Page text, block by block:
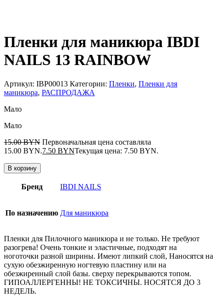
Пленки для маникюра IBDI
NAILS 13 RAINBOW
Артикул: IBP00013 Категории: Пленки, Пленки для
маникюра, РАСПРОДАЖА
Мало
Мало
15.00BYN Первоначальная цена составляла
15.00 BYN.7.50 BYNТекущая цена: 7.50 BYN.
В корзину
Бренд IBDI NAILS
По назначению Для маникюра
Пленки для Пилочного маникюра и не только. Не требуют
разогрева! Очень тонкие и эластичные, подходят на
ноготочки разной ширины. Имеют липкий слой, Наносятся на
сухую обезжиренную ногтевую пластину или на
обезжиренный слой базы. сверху перекрываются топом.
ГИПОАЛЛЕРГЕННЫ! НЕ ТОКСИЧНЫ. НОСЯТСЯ ДО 3
НЕДЕЛЬ.